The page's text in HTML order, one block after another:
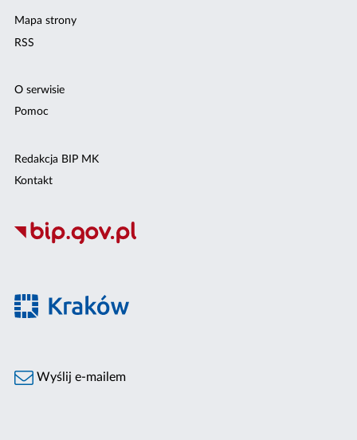
Mapa strony
RSS
O serwisie
Pomoc
Redakcja BIP MK
Kontakt
Wyślij e-mailem